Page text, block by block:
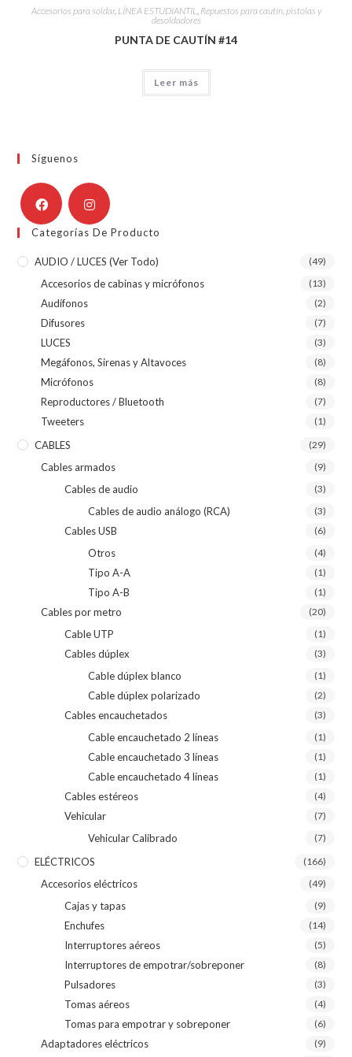
Accesorios para soldar, LÍNEA ESTUDIANTIL, Repuestos para cautín, pistolas y
desoldadores
PUNTA DE CAUTÍN #14
Leer más
Síguenos
Categorías De Producto
AUDIO / LUCES (ver Todo) (49)
Accesorios de cabinas y micrófonos (13)
Audífonos (2)
Difusores (7)
LUCES (3)
Megáfonos, Sirenas y Altavoces (8)
Micrófonos (8)
Reproductores / Bluetooth (7)
Tweeters (1)
CABLES (29)
Cables armados (9)
Cables de audio (3)
Cables de audio análogo (RCA) (3)
Cables USB (6)
Otros (4)
Tipo A-A (1)
Tipo A-B (1)
Cables por metro (20)
Cable UTP (1)
Cables dúplex (3)
Cable dúplex blanco (1)
Cable dúplex polarizado (2)
Cables encauchetados (3)
Cable encauchetado 2 líneas (1)
Cable encauchetado 3 líneas (1)
Cable encauchetado 4 líneas (1)
Cables estéreos (4)
Vehicular (7)
Vehicular Calibrado (7)
ELÉCTRICOS (166)
Accesorios eléctricos (49)
Cajas y tapas (9)
Enchufes (14)
Interruptores aéreos (5)
Interruptores de empotrar/sobreponer (8)
Pulsadores (3)
Tomas aéreos (4)
Tomas para empotrar y sobreponer (6)
Adaptadores eléctricos (9)